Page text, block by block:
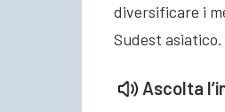
diversificare i
Sudest asiatico.
Ascolta l’